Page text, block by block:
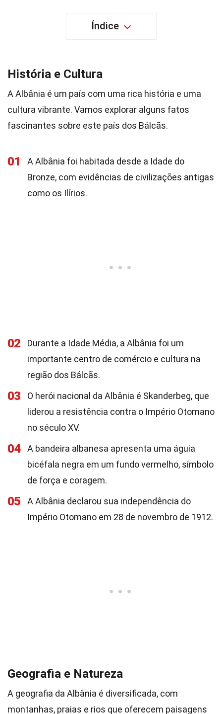
Índice
História e Cultura
A Albânia é um país com uma rica história e uma
cultura vibrante. Vamos explorar alguns fatos
fascinantes sobre este país dos Bálcãs.
01
A Albânia foi habitada desde a Idade do
Bronze, com evidências de civilizações antigas
como os Ilírios.
02
Durante a Idade Média, a Albânia foi um
importante centro de comércio e cultura na
região dos Bálcãs.
03
O herói nacional da Albânia é Skanderbeg, que
liderou a resistência contra o Império Otomano
no século XV.
04
A bandeira albanesa apresenta uma águia
bicéfala negra em um fundo vermelho, símbolo
de força e coragem.
05
A Albânia declarou sua independência do
Império Otomano em 28 de novembro de 1912.
Geografia e Natureza
A geografia da Albânia é diversificada, com
montanhas, praias e rios que oferecem paisagens